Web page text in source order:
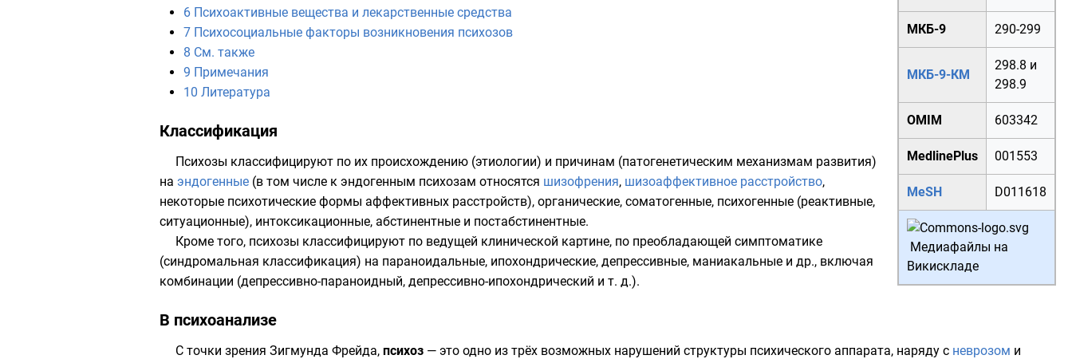
МКБ-9 290-299
МКБ-9-КМ
298.8 и
298.9
OMIM 603342
MedlinePlus 001553
MeSH D011618
Медиафайлы на
Викискладе
6 Психоактивные вещества и лекарственные средства
7 Психосоциальные факторы возникновения психозов
8 См. также
9 Примечания
10 Литература
Классификация
Психозы классифицируют по их происхождению (этиологии) и причинам (патогенетическим механизмам развития)
на эндогенные (в том числе к эндогенным психозам относятся шизофрения, шизоаффективное расстройство,
некоторые психотические формы аффективных расстройств), органические, соматогенные, психогенные (реактивные,
ситуационные), интоксикационные, абстинентные и постабстинентные.
Кроме того, психозы классифицируют по ведущей клинической картине, по преобладающей симптоматике
(синдромальная классификация) на параноидальные, ипохондрические, депрессивные, маниакальные и др., включая
комбинации (депрессивно-параноидный, депрессивно-ипохондрический и т. д.).
В психоанализе
С точки зрения Зигмунда Фрейда, психоз — это одно из трёх возможных нарушений структуры психического аппарата, наряду с неврозом и